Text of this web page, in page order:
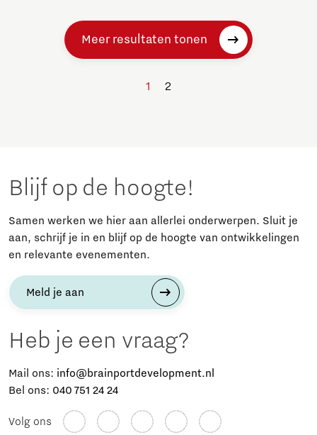
Meer resultaten tonen
1 2
Blijf op de hoogte!
Samen werken we hier aan allerlei onderwerpen. Sluit je
aan, schrijf je in en blijf op de hoogte van ontwikkelingen
en relevante evenementen.
Meld je aan
Heb je een vraag?
Mail ons: info@brainportdevelopment.nl
Bel ons: 040 751 24 24
Volg ons